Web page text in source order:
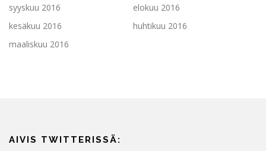
syyskuu 2016
elokuu 2016
kesäkuu 2016
huhtikuu 2016
maaliskuu 2016
AIVIS TWITTERISSÄ: